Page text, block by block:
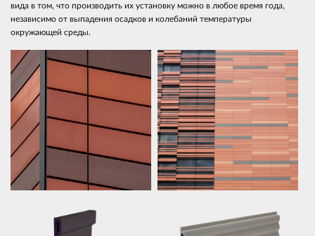
вида в том, что производить их установку можно в любое время года,
независимо от выпадения осадков и колебаний температуры
окружающей среды.